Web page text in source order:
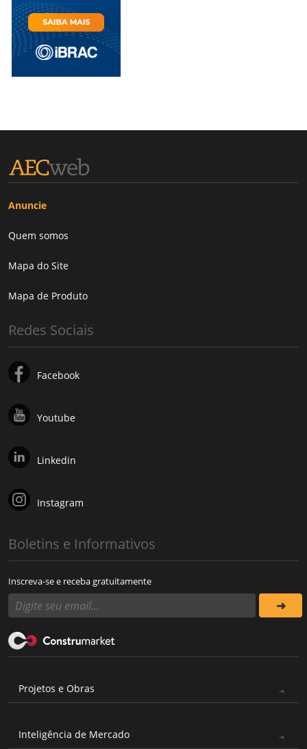
Anuncie
Quem somos
Mapa do Site
Mapa de Produto
Redes Sociais
Facebook
Youtube
Linkedin
Instagram
Boletins e Informativos
Inscreva-se e receba gratuitamente
Projetos e Obras
Inteligência de Mercado